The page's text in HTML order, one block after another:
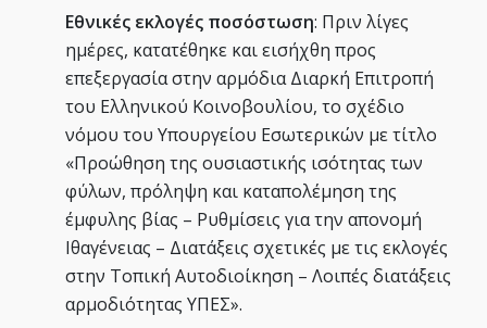
Εθνικές εκλογές ποσόστωση: Πριν λίγες
ημέρες, κατατέθηκε και εισήχθη προς
επεξεργασία στην αρμόδια Διαρκή Επιτροπή
του Ελληνικού Κοινοβουλίου, το σχέδιο
νόμου του Υπουργείου Εσωτερικών με τίτλο
«Προώθηση της ουσιαστικής ισότητας των
φύλων, πρόληψη και καταπολέμηση της
έμφυλης βίας – Ρυθμίσεις για την απονομή
Ιθαγένειας – Διατάξεις σχετικές με τις εκλογές
στην Τοπική Αυτοδιοίκηση – Λοιπές διατάξεις
αρμοδιότητας ΥΠΕΣ».